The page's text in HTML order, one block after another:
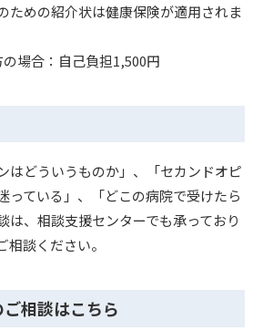
ための紹介状は健康保険が適用されま
場合：自己負担1,500円
はどういうものか」、「セカンドオピ
っている」、「どこの病院で受けたら
は、相談支援センターでも承っており
相談ください。
相談はこちら